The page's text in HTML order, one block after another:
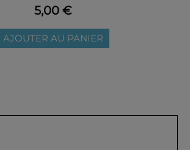
5,00 €
AJOUTER AU PANIER